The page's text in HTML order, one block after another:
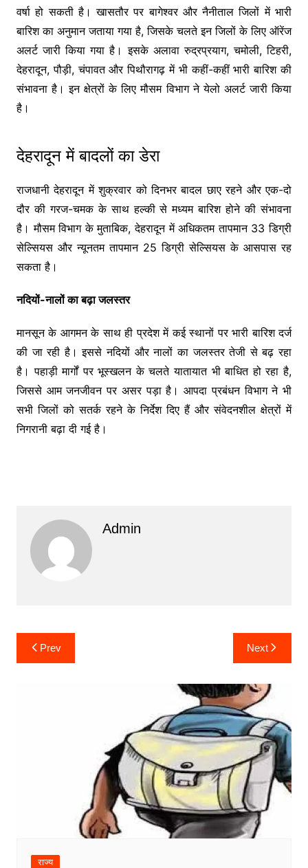
वर्षा हो सकती है। खासतौर पर बागेश्वर और नैनीताल जिलों में भारी
बारिश का अनुमान जताया गया है, जिसके चलते इन जिलों के लिए ऑरेंज
अलर्ट जारी किया गया है। इसके अलावा रुद्रप्रयाग, चमोली, टिहरी,
देहरादून, पौड़ी, चंपावत और पिथौरागढ़ में भी कहीं-कहीं भारी बारिश की
संभावना है। इन क्षेत्रों के लिए मौसम विभाग ने येलो अलर्ट जारी किया
है।
देहरादून में बादलों का डेरा
राजधानी देहरादून में शुक्रवार को दिनभर बादल छाए रहने और एक-दो
दौर की गरज-चमक के साथ हल्की से मध्यम बारिश होने की संभावना
है। मौसम विभाग के मुताबिक, देहरादून में अधिकतम तापमान 33 डिग्री
सेल्सियस और न्यूनतम तापमान 25 डिग्री सेल्सियस के आसपास रह
सकता है।
नदियों-नालों का बढ़ा जलस्तर
मानसून के आगमन के साथ ही प्रदेश में कई स्थानों पर भारी बारिश दर्ज
की जा रही है। इससे नदियों और नालों का जलस्तर तेजी से बढ़ रहा
है। पहाड़ी मार्गों पर भूस्खलन के चलते यातायात भी बाधित हो रहा है,
जिससे आम जनजीवन पर असर पड़ा है। आपदा प्रबंधन विभाग ने भी
सभी जिलों को सतर्क रहने के निर्देश दिए हैं और संवेदनशील क्षेत्रों में
निगरानी बढ़ा दी गई है।
Admin
Post
navigation
Prev Next
राज्य